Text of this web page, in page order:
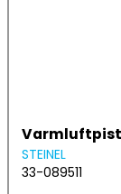
STEINEL
33-089511